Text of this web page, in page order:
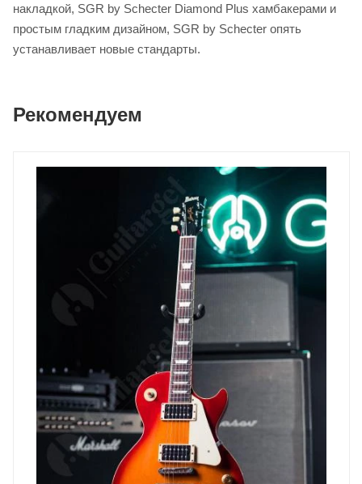
накладкой, SGR by Schecter Diamond Plus хамбакерами и
простым гладким дизайном, SGR by Schecter опять
устанавливает новые стандарты.
Рекомендуем